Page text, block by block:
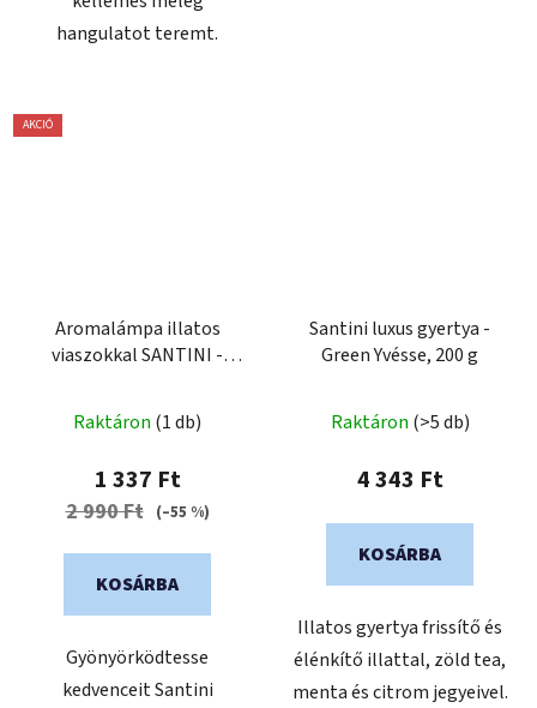
hangulatot teremt.
AKCIÓ
Aromalámpa illatos
viaszokkal SANTINI -
Raktáron (1 db)
1 337 Ft
2 990 Ft (–55 %)
KOSÁRBA
Gyönyörködtesse
kedvenceit Santini
Santini luxus gyertya -
Green Yvésse, 200 g
Raktáron (>5 db)
4 343 Ft
KOSÁRBA
Illatos gyertya frissítő és
élénkítő illattal, zöld tea,
menta és citrom jegyeivel.